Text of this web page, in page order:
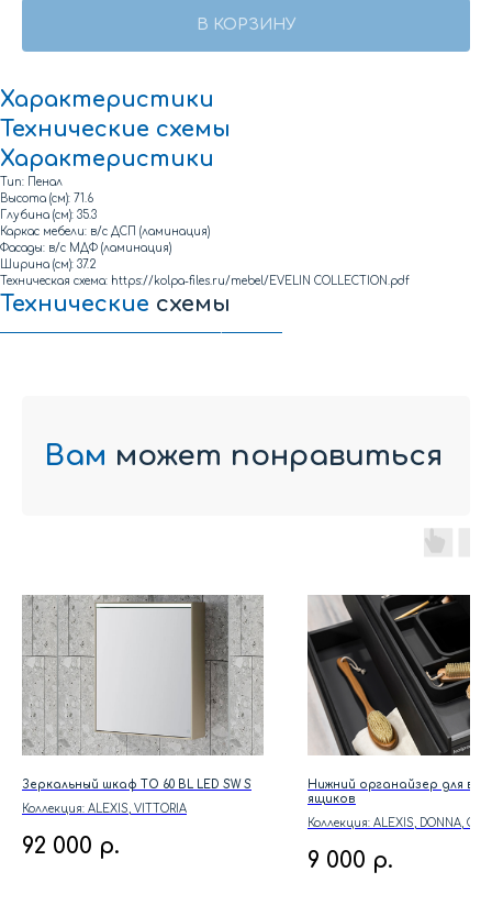
В КОРЗИНУ
Характеристики
Технические схемы
Характеристики
Тип: Пенал
Высота (см): 71.6
Глубина (см): 35.3
Каркас мебели: в/с ДСП (ламинация)
Фасады: в/с МДФ (ламинация)
Ширина (см): 37.2
Техническая схема: https://kolpa-files.ru/mebel/EVELIN COLLECTION.pdf
Технические схемы
Вам может понравиться
Зеркальный шкаф TO 60 BL LED SW S
Коллекция: ALEXIS, VITTORIA
92 000 р.
Нижний органайзер для
ящиков
Коллекция: ALEXIS, DONNA,
9 000 р.